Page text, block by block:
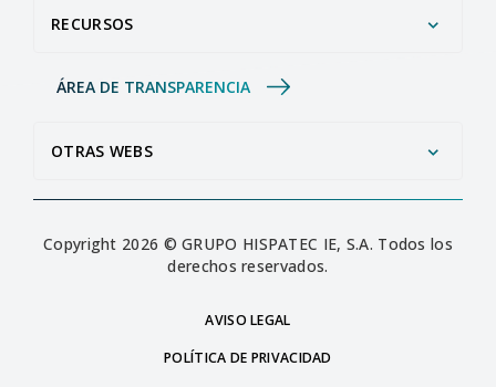
RECURSOS
ÁREA DE TRANSPARENCIA
OTRAS WEBS
Copyright 2026 © GRUPO HISPATEC IE, S.A. Todos los
derechos reservados.
AVISO LEGAL
POLÍTICA DE PRIVACIDAD